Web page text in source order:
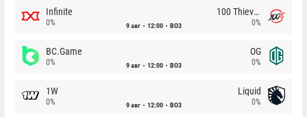
Infinite
0% 9 авг 12:00 BO3
100 Thieves
0%
BC.Game
0% 9 авг 12:00 BO3
OG
0%
1W
0% 9 авг 12:00 BO3
Liquid
0%